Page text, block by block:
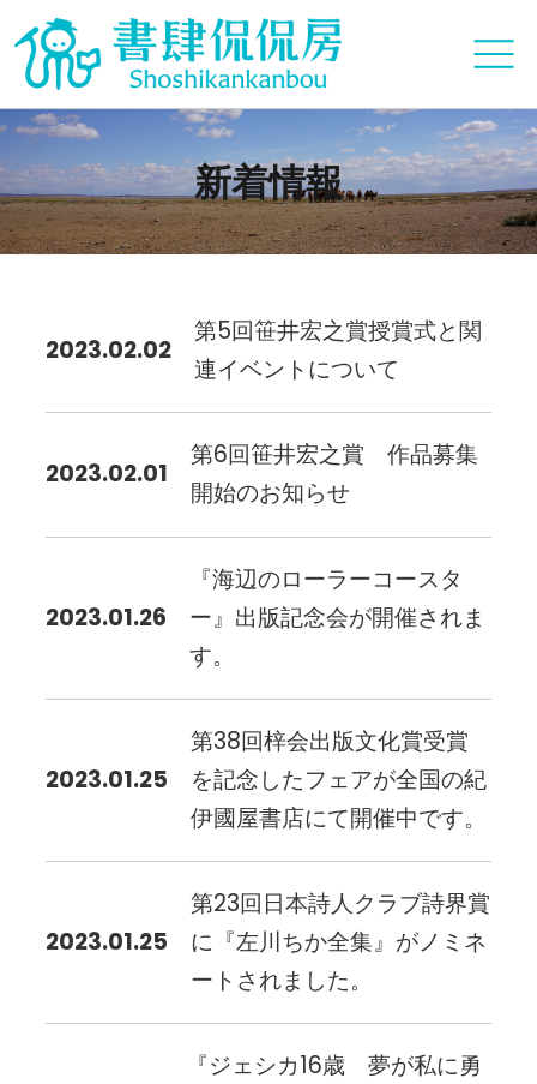
新着情報
2023.02.02
第5回笹井宏之賞授賞式と関
連イベントについて
2023.02.01
第6回笹井宏之賞 作品募集
開始のお知らせ
2023.01.26
『海辺のローラーコースタ
ー』出版記念会が開催されま
す。
2023.01.25
第38回梓会出版文化賞受賞
を記念したフェアが全国の紀
伊國屋書店にて開催中です。
2023.01.25
第23回日本詩人クラブ詩界賞
に『左川ちか全集』がノミネ
ートされました。
『ジェシカ16歳 夢が私に勇